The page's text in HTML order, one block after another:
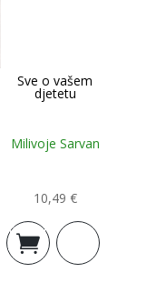
Sve o vašem
djetetu
Milivoje Sarvan
10,49 €
Dodaj u
košaricu